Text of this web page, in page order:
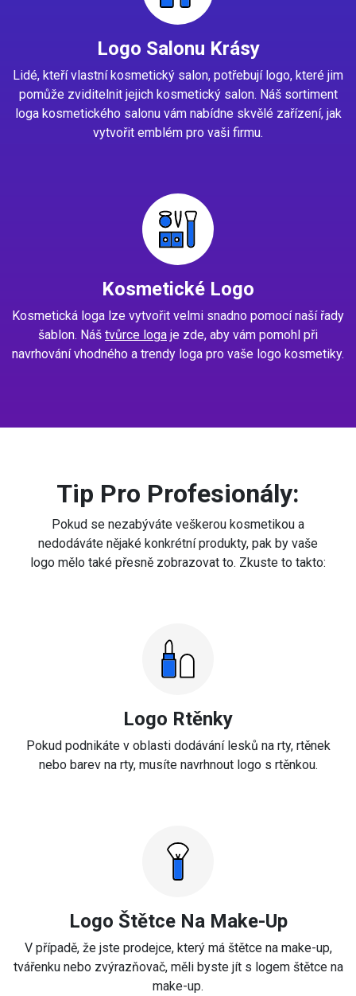
Logo Salonu Krásy
Lidé, kteří vlastní kosmetický salon, potřebují logo, které jim
pomůže zviditelnit jejich kosmetický salon. Náš sortiment
loga kosmetického salonu vám nabídne skvělé zařízení, jak
vytvořit emblém pro vaši firmu.
Kosmetické Logo
Kosmetická loga lze vytvořit velmi snadno pomocí naší řady
šablon. Náš tvůrce loga je zde, aby vám pomohl při
navrhování vhodného a trendy loga pro vaše logo kosmetiky.
Tip Pro Profesionály:
Pokud se nezabýváte veškerou kosmetikou a
nedodáváte nějaké konkrétní produkty, pak by vaše
logo mělo také přesně zobrazovat to. Zkuste to takto:
Logo Rtěnky
Pokud podnikáte v oblasti dodávání lesků na rty, rtěnek
nebo barev na rty, musíte navrhnout logo s rtěnkou.
Logo Štětce Na Make-Up
V případě, že jste prodejce, který má štětce na make-up,
tvářenku nebo zvýrazňovač, měli byste jít s logem štětce na
make-up.